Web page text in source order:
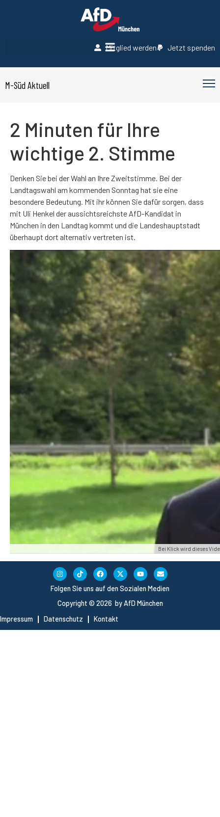
Mitglied werden Jetzt spenden
M-Süd Aktuell
2 Minuten für Ihre
wichtige 2. Stimme
Denken Sie bei der Wahl an Ihre Zweitstimme. Bei der
Landtagswahl am kommenden Sonntag hat sie eine
besondere Bedeutung. Mit ihr können Sie dafür sorgen, dass
mit Uli Henkel der aussichtsreichste AfD-Kandidat in
München in den Landtag kommt und die Landeshauptstadt
überhaupt dort alternativ vertreten ist.
Bei Klick wird dieses
Copyright © 2026 by AfD München
Impressum
Datenschutz Kontakt
Folgen Sie uns auf den Sozialen Medien